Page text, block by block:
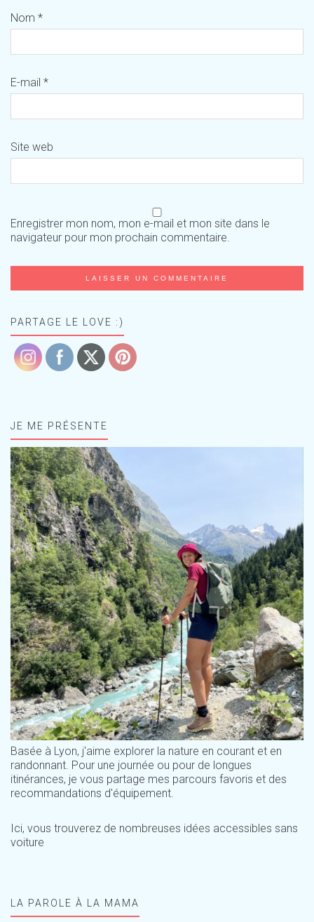
Nom *
E-mail *
Site web
Enregistrer mon nom, mon e-mail et mon site dans le
navigateur pour mon prochain commentaire.
PARTAGE LE LOVE :)
JE ME PRÉSENTE
Basée à Lyon, j'aime explorer la nature en courant et en
randonnant. Pour une journée ou pour de longues
itinérances, je vous partage mes parcours favoris et des
recommandations d'équipement.
Ici, vous trouverez de nombreuses idées accessibles sans
voiture
LA PAROLE À LA MAMA